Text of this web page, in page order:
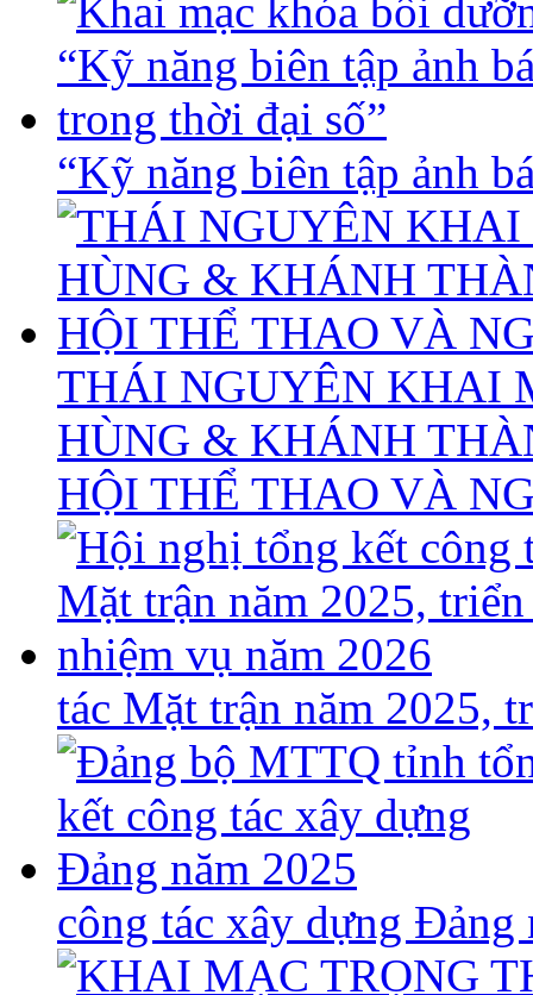
“Kỹ năng biên tập ảnh
THÁI NGUYÊN KHAI
HÙNG & KHÁNH
HỘI THỂ THAO VÀ
tác Mặt trận năm 2025,
công tác xây dựng Đảng